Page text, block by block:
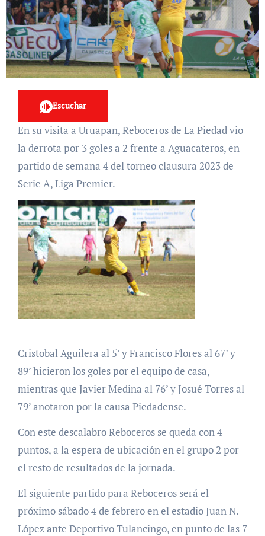
Escuchar
En su visita a Uruapan, Reboceros de La Piedad vio
la derrota por 3 goles a 2 frente a Aguacateros, en
partido de semana 4 del torneo clausura 2023 de
Serie A, Liga Premier.
Cristobal Aguilera al 5’ y Francisco Flores al 67’ y
89’ hicieron los goles por el equipo de casa,
mientras que Javier Medina al 76’ y Josué Torres al
79’ anotaron por la causa Piedadense.
Con este descalabro Reboceros se queda con 4
puntos, a la espera de ubicación en el grupo 2 por
el resto de resultados de la jornada.
El siguiente partido para Reboceros será el
próximo sábado 4 de febrero en el estadio Juan N.
López ante Deportivo Tulancingo, en punto de las 7